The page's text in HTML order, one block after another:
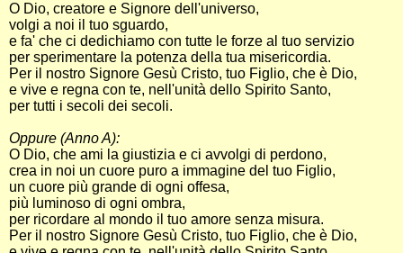
O Dio, creatore e Signore dell'universo,
volgi a noi il tuo sguardo,
e fa' che ci dedichiamo con tutte le forze al tuo servizio
per sperimentare la potenza della tua misericordia.
Per il nostro Signore Gesù Cristo, tuo Figlio, che è Dio,
e vive e regna con te, nell'unità dello Spirito Santo,
per tutti i secoli dei secoli.
Oppure (Anno A):
O Dio, che ami la giustizia e ci avvolgi di perdono,
crea in noi un cuore puro a immagine del tuo Figlio,
un cuore più grande di ogni offesa,
più luminoso di ogni ombra,
per ricordare al mondo il tuo amore senza misura.
Per il nostro Signore Gesù Cristo, tuo Figlio, che è Dio,